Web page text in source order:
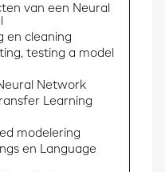
van een Neural
en cleaning
testing a model
Network
Learning
modelering
en Language